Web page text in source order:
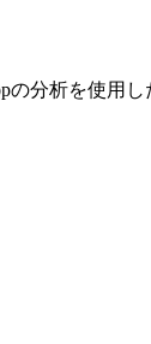
分析を使用し